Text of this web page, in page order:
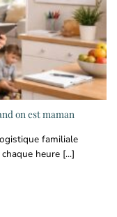
on est maman
familiale
heure [...]